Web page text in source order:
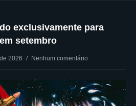
exclusivamente para
setembro
2026 Nenhum comentário